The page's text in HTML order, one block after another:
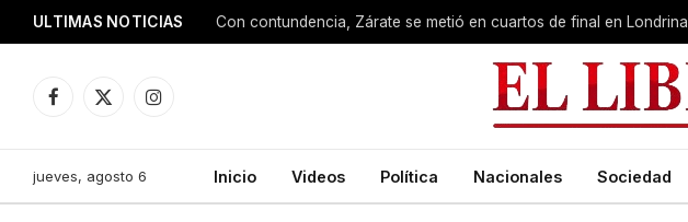
ULTIMAS NOTICIAS Con contundencia, Zárate se metió en cuartos de final en Londrina
Facebook
X
Instagram
jueves, agosto 6 Inicio Videos Política Nacionales Sociedad